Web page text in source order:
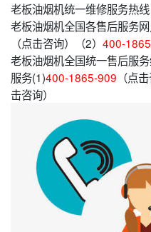
老板油烟机统一维修服务热线
老板油烟机全国各售后服务
（点击咨询）（2） 400-
老板油烟机全国统一售后服
服务(1)400-1865-909 （点
击咨询）